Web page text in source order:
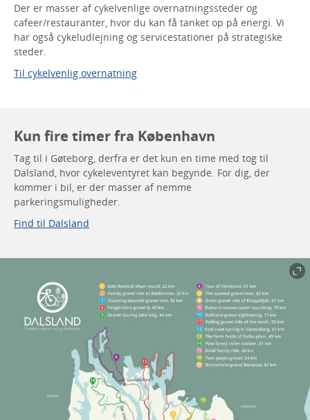
Der er masser af cykelvenlige overnatningssteder og
cafeer/restauranter, hvor du kan få tanket op på energi. Vi
har også cykeludlejning og servicestationer på strategiske
steder.
Til cykelvenlig overnatning
Kun fire timer fra København
Tag til i Gøteborg, derfra er det kun en time med tog til
Dalsland, hvor cykeleventyret kan begynde. For dig, der
kommer i bil, er der masser af nemme
parkeringsmuligheder.
Find til Dalsland